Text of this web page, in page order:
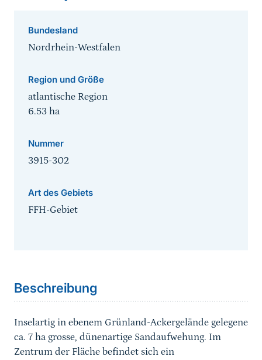
Bundesland
Nordrhein-Westfalen
Region und Größe
atlantische Region
6.53 ha
Nummer
3915-302
Art des Gebiets
FFH-Gebiet
Beschreibung
Inselartig in ebenem Grünland-Ackergelände gelegene
ca. 7 ha grosse, dünenartige Sandaufwehung. Im
Zentrum der Fläche befindet sich ein